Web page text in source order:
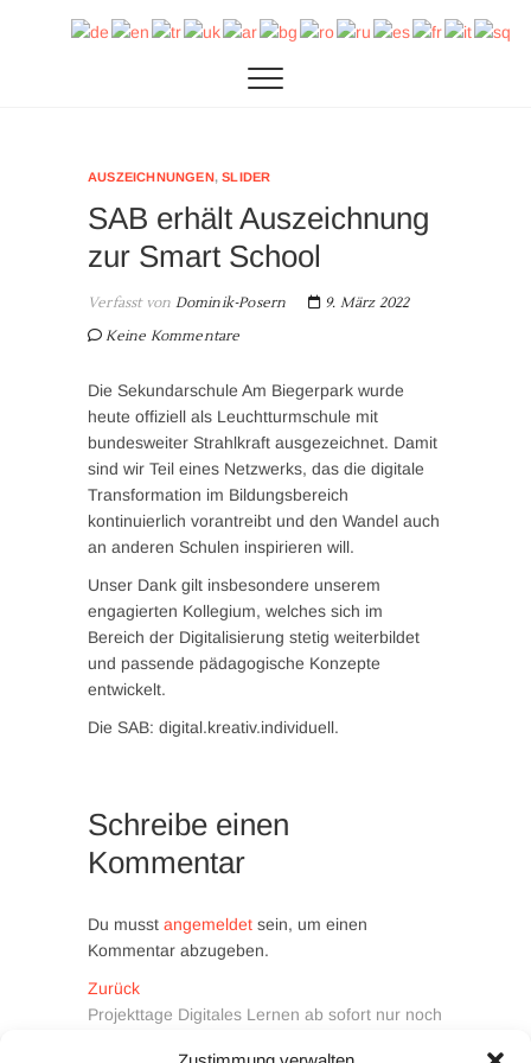
SAB
DIE SEKUNDARSCHULE AM BIEGERPARK IN
AUSZEICHNUNGEN,SLIDER
SAB erhält Auszeichnung
zur Smart School
Verfasst von Dominik-Posern
9. März 2022
Keine Kommentare
Die Sekundarschule Am Biegerpark wurde
heute offiziell als Leuchtturmschule mit
bundesweiter Strahlkraft ausgezeichnet. Damit
sind wir Teil eines Netzwerks, das die digitale
Transformation im Bildungsbereich
kontinuierlich vorantreibt und den Wandel auch
an anderen Schulen inspirieren will.
Unser Dank gilt insbesondere unserem
engagierten Kollegium, welches sich im
Bereich der Digitalisierung stetig weiterbildet
und passende pädagogische Konzepte
entwickelt.
Die SAB: digital.kreativ.individuell.
Schreibe einen
Kommentar
Du musst angemeldet sein, um einen
Kommentar abzugeben.
Beitragsnavigation
ZurückVorheriger
Beitrag:
Projekttage Digitales Lernen ab sofort nur noch